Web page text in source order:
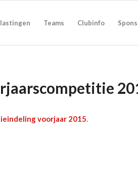
Teams Clubinfo
voorjaar 2015.